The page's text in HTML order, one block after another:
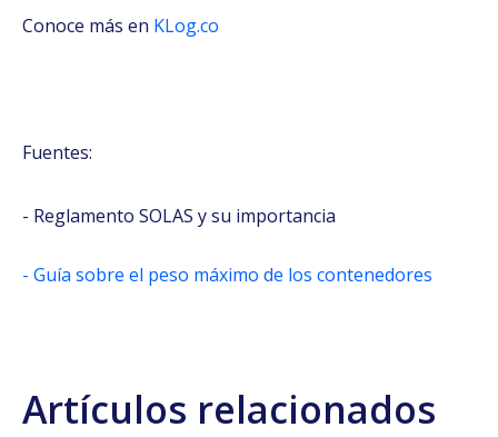
Conoce más en KLog.co
Fuentes:
- Reglamento SOLAS y su importancia
- Guía sobre el peso máximo de los contenedores
Artículos relacionados